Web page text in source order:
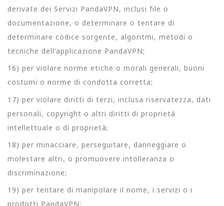
derivate dei Servizi PandaVPN, inclusi file o
documentazione, o determinare o tentare di
determinare codice sorgente, algoritmi, metodi o
tecniche dell'applicazione PandaVPN;
16) per violare norme etiche o morali generali, buoni
costumi o norme di condotta corretta;
17) per violare diritti di terzi, inclusa riservatezza, dati
personali, copyright o altri diritti di proprietà
intellettuale o di proprietà;
18) per minacciare, perseguitare, danneggiare o
molestare altri, o promuovere intolleranza o
discriminazione;
19) per tentare di manipolare il nome, i servizi o i
prodotti PandaVPN;